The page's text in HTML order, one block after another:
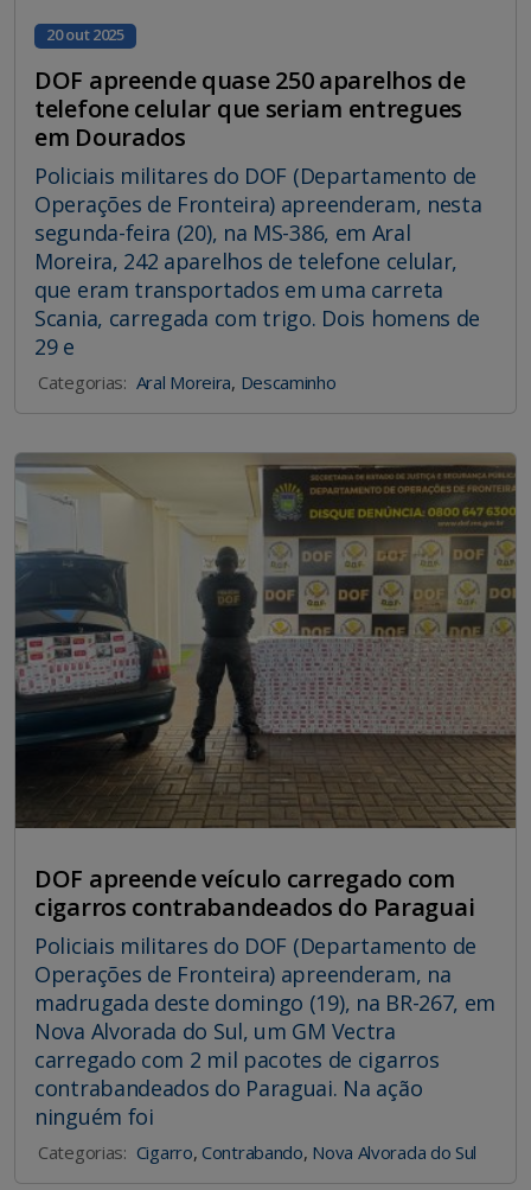
20 out 2025
DOF apreende quase 250 aparelhos de
telefone celular que seriam entregues
em Dourados
Policiais militares do DOF (Departamento de
Operações de Fronteira) apreenderam, nesta
segunda-feira (20), na MS-386, em Aral
Moreira, 242 aparelhos de telefone celular,
que eram transportados em uma carreta
Scania, carregada com trigo. Dois homens de
29 e
Categorias: Aral Moreira, Descaminho
DOF apreende veículo carregado com
cigarros contrabandeados do Paraguai
Policiais militares do DOF (Departamento de
Operações de Fronteira) apreenderam, na
madrugada deste domingo (19), na BR-267, em
Nova Alvorada do Sul, um GM Vectra
carregado com 2 mil pacotes de cigarros
contrabandeados do Paraguai. Na ação
ninguém foi
Categorias: Cigarro, Contrabando, Nova Alvorada do Sul